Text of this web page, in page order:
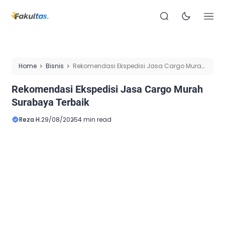
Home Bisnis
Rekomendasi Ekspedisi Jasa Cargo Murah
Rekomendasi Ekspedisi Jasa Cargo Murah
Surabaya Terbaik
Reza H.29/08/20254 min read